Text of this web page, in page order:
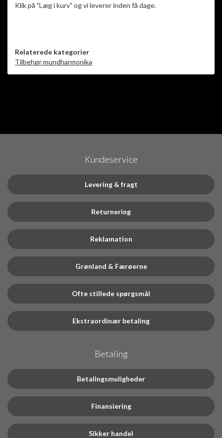
Klik på "Læg i kurv" og vi leverer inden få dage.
Relaterede kategorier
Tilbehør mundharmonika
Kundeservice
Levering & fragt
Returnering
Reklamation
Grønland & Færøerne
Ofte stillede spørgsmål
Ekstraordinær betaling
Betaling
Betalingsmuligheder
Finansiering
Sikker handel